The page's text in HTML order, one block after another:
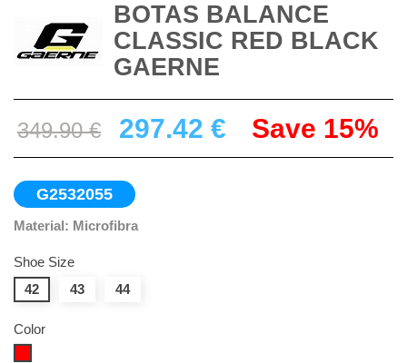
BOTAS BALANCE
CLASSIC RED BLACK
GAERNE
349.90 € 297.42 € Save 15%
G2532055
Material: Microfibra
Shoe Size
42
43 44
Color